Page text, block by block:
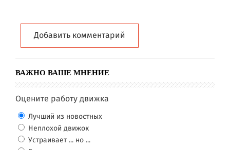
Добавить комментарий
ВАЖНО ВАШЕ МНЕНИЕ
Оцените работу движка
Лучший из новостных
Неплохой движок
Устраивает ... но ...